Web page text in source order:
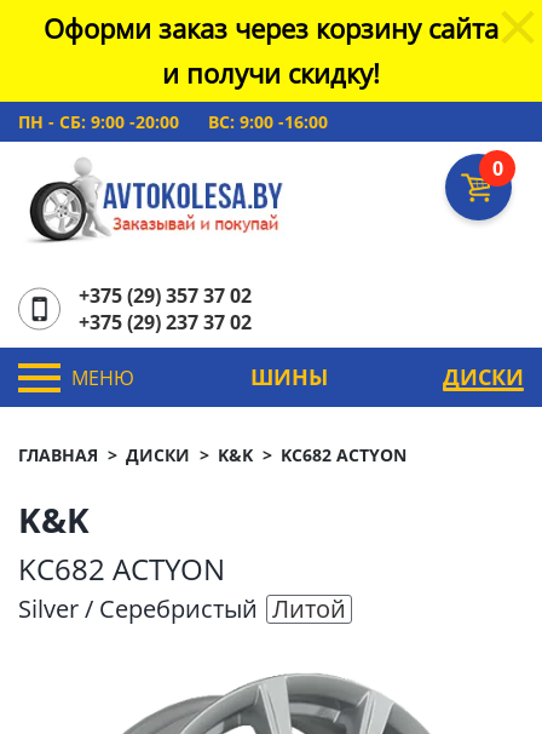
Оформи заказ через корзину сайта
и получи скидку!
ПН - СБ: 9:00 -20:00 ВС: 9:00 -16:00
0
+375 (29) 357 37 02
+375 (29) 237 37 02
МЕНЮ ШИНЫ ДИСКИ
ГЛАВНАЯ ДИСКИ K&K KC682 ACTYON
K&K
KC682 ACTYON
Silver / Серебристый Литой